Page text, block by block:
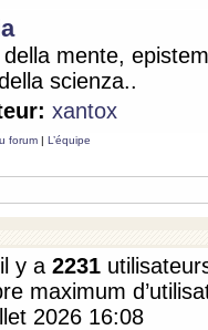
della mente,
scienza..
xantox
forum | L’équipe
y a 2231
maximum
2026 16:08